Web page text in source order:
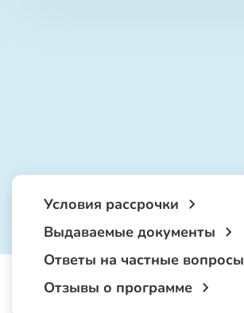
Условия рассрочки
Выдаваемые документы
Ответы на частные вопросы
Отзывы о программе